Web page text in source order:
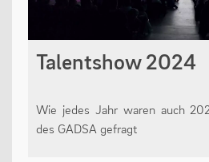
Talentshow 2024
Wie jedes Jahr waren auch
des GADSA gefragt